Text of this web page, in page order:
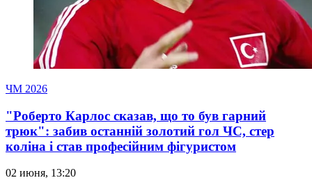
ЧМ 2026
"Роберто Карлос сказав, що то був гарний
трюк": забив останній золотий гол ЧС, стер
коліна і став професійним фігуристом
02 июня, 13:20